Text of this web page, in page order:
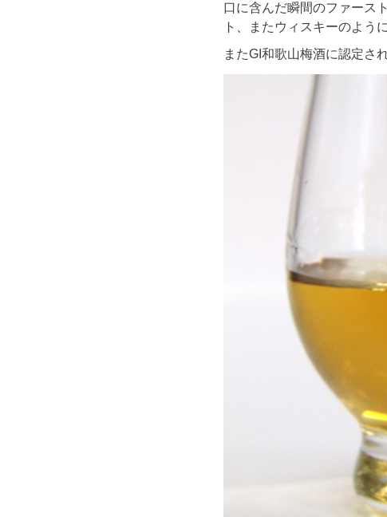
口に含んだ瞬間のファース
ト、またウィスキーのよう
またGI和歌山梅酒に認定さ